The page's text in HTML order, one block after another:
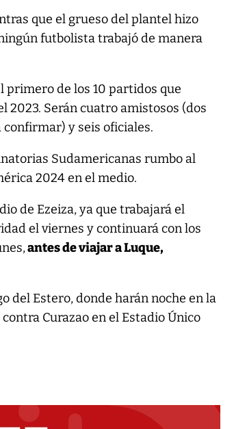
que el grueso del plantel hizo
futbolista trabajó de manera
primero de los 10 partidos que
2023. Serán cuatro amistosos (dos
confirmar) y seis oficiales.
Sudamericanas rumbo al
2024 en el medio.
de Ezeiza, ya que trabajará el
el viernes y continuará con los
antes de viajar a Luque,
del Estero, donde harán noche en la
Curazao en el Estadio Único